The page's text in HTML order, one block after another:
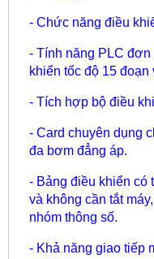
- Chức năng điều
- Tính năng PLC
khiển tốc độ 15
- Tích hợp bộ điều
- Card chuyên dụng
đa bơm đẳng áp.
- Bảng điều khiển có
và không cần tắt
nhóm thông số.
- Khả năng giao tiếp